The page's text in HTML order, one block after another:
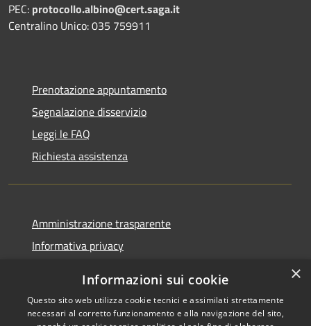
PEC: protocollo.albino@cert.saga.it
Centralino Unico: 035 759911
Prenotazione appuntamento
Segnalazione disservizio
Leggi le FAQ
Richiesta assistenza
Amministrazione trasparente
Informativa privacy
Dichiarazione di accessibilità
×
Informazioni sui cookie
Questo sito web utilizza cookie tecnici e assimilati strettamente
necessari al corretto funzionamento e alla navigazione del sito,